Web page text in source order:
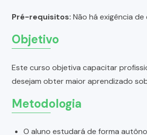
Pré-requisitos: Não há exigência
Objetivo
Este curso objetiva capacitar
desejam obter maior aprendizado
Metodologia
O aluno estudará de forma